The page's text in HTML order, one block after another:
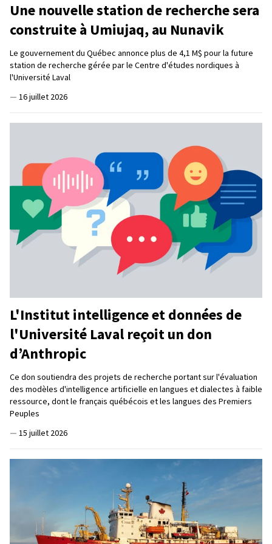
Une nouvelle station de recherche sera
construite à Umiujaq, au Nunavik
Le gouvernement du Québec annonce plus de 4,1 M$ pour la future
station de recherche gérée par le Centre d'études nordiques à
l'Université Laval
— 16 juillet 2026
L'Institut intelligence et données de
l'Université Laval reçoit un don
d’Anthropic
Ce don soutiendra des projets de recherche portant sur l'évaluation
des modèles d'intelligence artificielle en langues et dialectes à faible
ressource, dont le français québécois et les langues des Premiers
Peuples
— 15 juillet 2026